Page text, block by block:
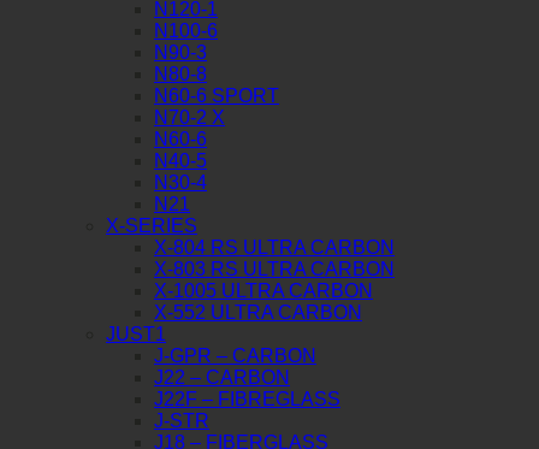
N120-1
N100-6
N90-3
N80-8
N60-6 SPORT
N70-2 X
N60-6
N40-5
N30-4
N21
X-SERIES
X-804 RS ULTRA CARBON
X-803 RS ULTRA CARBON
X-1005 ULTRA CARBON
X-552 ULTRA CARBON
JUST1
J-GPR – CARBON
J22 – CARBON
J22F – FIBREGLASS
J-STR
J18 – FIBERGLASS